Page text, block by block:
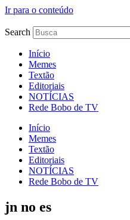
Ir para o conteúdo
Search
Início
Memes
Textão
Editoriais
NOTÍCIAS
Rede Bobo de TV
Início
Memes
Textão
Editoriais
NOTÍCIAS
Rede Bobo de TV
jn no es